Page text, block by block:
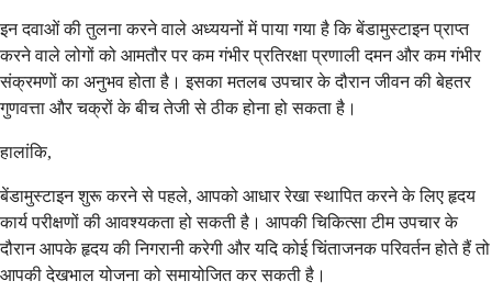
इन दवाओं की तुलना करने वाले अध्ययनों में पाया गया है कि बेंडामुस्टाइन प्राप्त
करने वाले लोगों को आमतौर पर कम गंभीर प्रतिरक्षा प्रणाली दमन और कम गंभीर
संक्रमणों का अनुभव होता है। इसका मतलब उपचार के दौरान जीवन की बेहतर
गुणवत्ता और चक्रों के बीच तेजी से ठीक होना हो सकता है।
हालांकि,
बेंडामुस्टाइन शुरू करने से पहले, आपको आधार रेखा स्थापित करने के लिए हृदय
कार्य परीक्षणों की आवश्यकता हो सकती है। आपकी चिकित्सा टीम उपचार के
दौरान आपके हृदय की निगरानी करेगी और यदि कोई चिंताजनक परिवर्तन होते हैं तो
आपकी देखभाल योजना को समायोजित कर सकती है।